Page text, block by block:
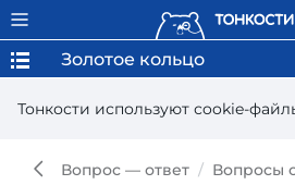
Тонкости используют сookie-
Золотое кольцо
Вопрос — ответ Вопросы